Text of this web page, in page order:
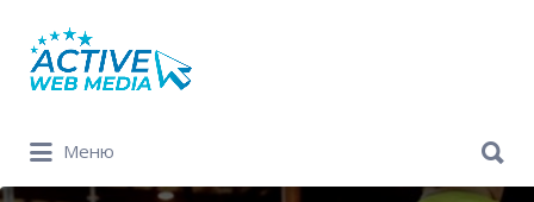
Search
for:
Меню
for: